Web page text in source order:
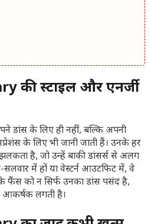
की स्टाइल और एनर्जी
डांस के लिए ही नहीं, बल्कि अपनी
के लिए भी जानी जाती हैं। उनके हर
है, जो उन्हें बाकी डांसर्स से अलग
सलवार में हों या वेस्टर्न आउटफिट में, वे
को न सिर्फ उनका डांस पसंद है,
आकर्षक लगती है।